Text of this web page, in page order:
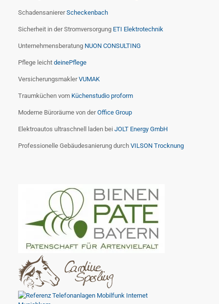
SchadensaniererScheckenbach
Sicherheit in der Stromversorgung ETI Elektrotechnik
Unternehmensberatung NUON CONSULTING
Pflege leicht deinePflege
VersicherungsmaklerVUMAK
Traumküchen vom Küchenstudio proform
Moderne Büroräume von derOffice Group
Elektroautos ultraschnell laden bei JOLT Energy GmbH
Professionelle Gebäudesanierung durch VILSON Trocknung